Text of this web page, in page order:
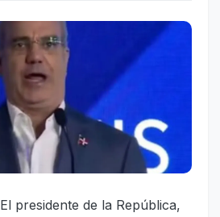
El presidente de la República,